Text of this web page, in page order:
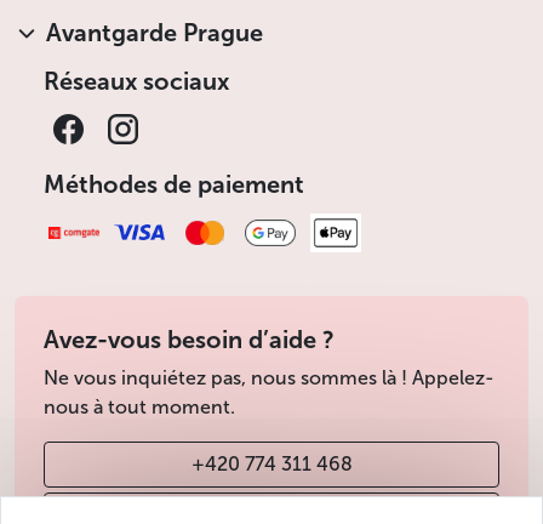
Avantgarde Prague
Réseaux sociaux
Méthodes de paiement
Avez-vous besoin d’aide ?
Ne vous inquiétez pas, nous sommes là ! Appelez-
nous à tout moment.
+420 774 311 468